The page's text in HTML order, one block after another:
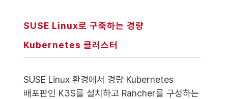
SUSE Linux로 구축하는 경량
Kubernetes 클러스터
SUSE Linux 환경에서 경량 Kubernetes
배포판인 K3S를 설치하고 Rancher를 구성하는